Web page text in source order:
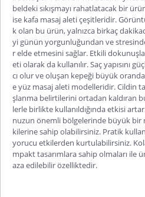
beldeki sıkışmayı rahatlatacak bir
ise kafa masaj aleti çeşitleridir.
k olan bu ürün, yalnızca birkaç
yi günün yorgunluğundan ve
r elde etmesini sağlar. Etkili
eti olarak da kullanılır. Saç yapısını
cı olur ve oluşan kepeği büyük
e yüz masaj aleti modelleridir. Cildin
şlanma belirtilerini ortadan kaldıran
lerle birlikte kullanıldığında etkisi
nuzun önemli bölgelerinde büyük bir
kilerine sahip olabilirsiniz. Pratik
yorucu etkilerden kurtulabilirsiniz.
mpakt tasarımlara sahip olmaları ile
aza edilebilir özelliktedir.